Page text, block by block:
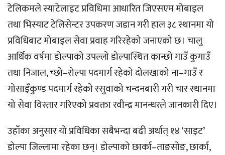
टेलिकमले स्याटेलाइट प्रविधिमा आधारित जिएसएम मोबाइल
तथा भिस्याट टेलिसेन्टर उपकरण जडान गरी हाल ३८ स्थानमा यो
प्रविधिबाट मोबाइल सेवा प्रवाह गरिरहेको जनाएको छ। चालु
आर्थिक वर्षमा डोल्पाको उपल्लो डोल्पास्थित कान्छो गाउँ कुगाउँ
तथा निजाल, च्छो–रोल्पा पदमार्ग रहेको दोलखाको ना–गाउँ र
गोसाइँकुण्ड पदमार्ग रहेको रसुवाको चन्दनबारी गरी चार स्थानमा
यो सेवा विस्तार गरिएको प्रवक्ता रवीन्द्र मानन्धरले जानकारी दिए।
उहाँका अनुसार यो प्रविधिका सबैभन्दा बढी अर्थात् १४ ‘साइट’
डोल्पा जिल्लामा रहेका छन्। डोल्पाको छार्का–ताङसोङ, छार्का,